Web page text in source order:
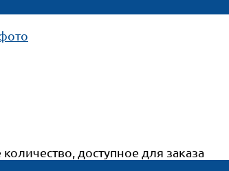
доступное для заказа